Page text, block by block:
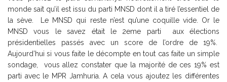
monde sait qu’il est issu du parti MNSD dont il a tiré l’essentiel de
la sève. Le MNSD qui reste n’est qu’une coquille vide. Or le
MNSD vous le savez était le 2eme parti aux élections
présidentielles passés avec un score de l’ordre de 19%.
Aujourd’hui si vous faite le décompte en tout cas faite un simple
sondage, vous allez constater que la majorité de ces 19% est
parti avec le MPR Jamhuria. A cela vous ajoutez les différentes